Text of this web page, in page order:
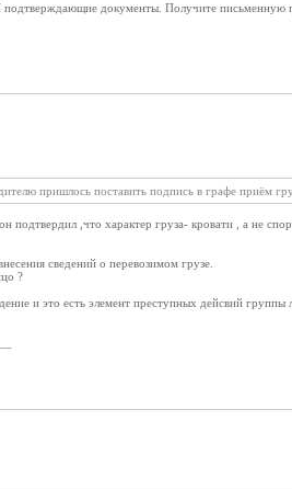
документы. Получите письменную
пришлось поставить подпись в графе приём
подтвердил ,что характер груза- кровати , а не
сведений о перевозимом грузе.
?
и это есть элемент преступных дейсвий группы